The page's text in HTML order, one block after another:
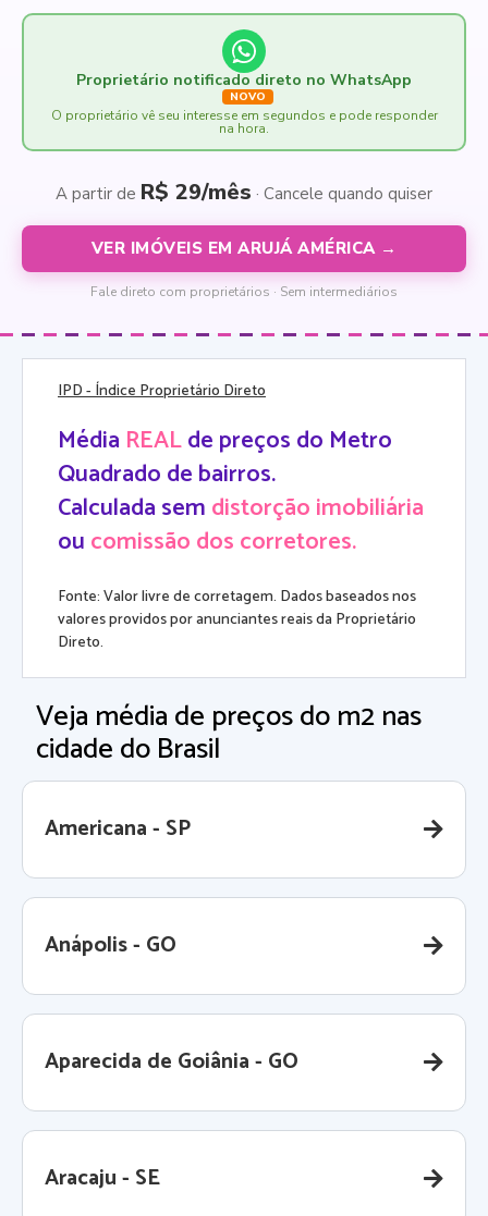
Proprietário notificado direto no WhatsApp
NOVO
O proprietário vê seu interesse em segundos e pode responder
na hora.
A partir de R$ 29/mês · Cancele quando quiser
VER IMÓVEIS EM ARUJÁ AMÉRICA →
Fale direto com proprietários · Sem intermediários
IPD- Índice Proprietário Direto
Média REALde preços do Metro
Quadrado de bairros.
Calculada semdistorção imobiliária
oucomissão dos corretores.
Fonte: Valor livre de corretagem. Dados baseados nos
valores providos por anunciantes reais da Proprietário
Direto.
Veja média de preços do m2 nas
cidade do Brasil
Americana - SP
Anápolis - GO
Aparecida de Goiânia - GO
Aracaju - SE